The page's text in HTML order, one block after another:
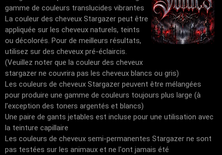
gamme de couleurs translucides vibrantes
La couleur des cheveux Stargazer peut être
appliquée sur les cheveux naturels, teints
ou décolorés. Pour de meilleurs résultats,
utilisez sur des cheveux pré-éclaircis.
(Veuillez noter que la couleur des cheveux
stargazer ne couvrira pas les cheveux blancs ou gris)
Les couleurs de cheveux Stargazer peuvent être mélangées
pour produire une gamme de couleurs toujours plus large (à
l'exception des toners argentés et blancs)
Une paire de gants jetables est incluse pour une utilisation avec
la teinture capillaire
Les couleurs de cheveux semi-permanentes Stargazer ne sont
pas testées sur les animaux et ne l'ont jamais été